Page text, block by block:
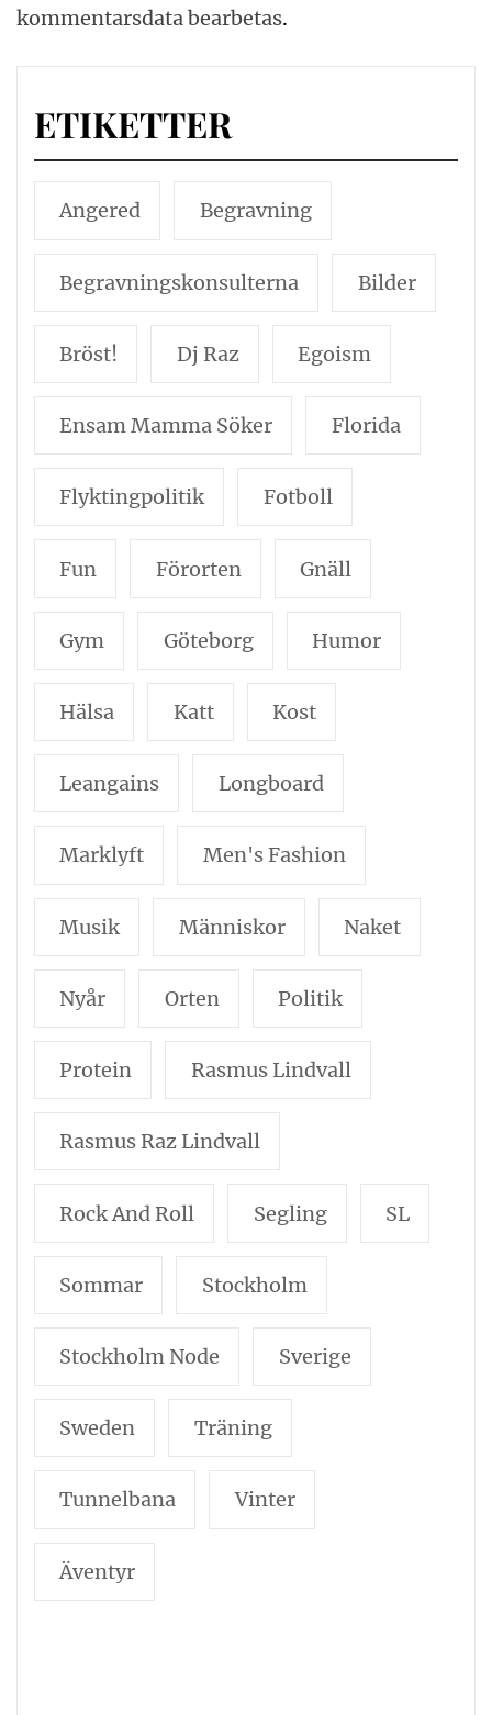
kommentarsdata bearbetas.
ETIKETTER
Angered Begravning
Begravningskonsulterna Bilder
Bröst! Dj Raz Egoism
Ensam Mamma Söker Florida
Flyktingpolitik Fotboll
Fun Förorten Gnäll
Gym Göteborg Humor
Hälsa Katt Kost
Leangains Longboard
Marklyft Men's Fashion
Musik Människor Naket
Nyår Orten Politik
Protein Rasmus Lindvall
Rasmus Raz Lindvall
Rock And Roll Segling SL
Sommar Stockholm
Stockholm Node Sverige
Sweden Träning
Tunnelbana Vinter
Äventyr